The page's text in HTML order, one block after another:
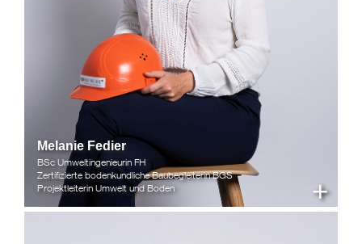
+
Melanie Fedier
BSc Umweltingenieurin FH
Zertifizierte bodenkundliche Baubegleiterin BGS
Projektleiterin Umwelt und Boden